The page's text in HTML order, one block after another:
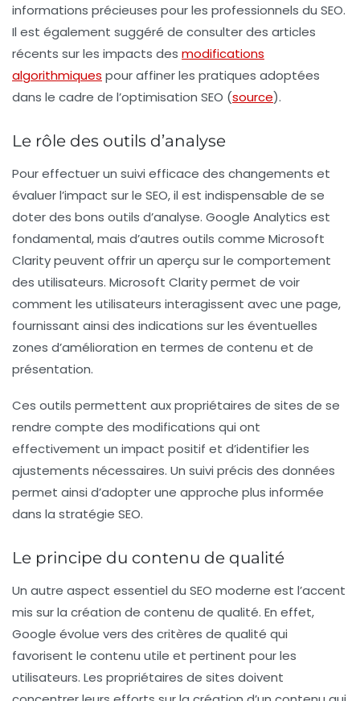
informations précieuses pour les professionnels du SEO.
Il est également suggéré de consulter des articles
récents sur les impacts des modifications
algorithmiques pour affiner les pratiques adoptées
dans le cadre de l’optimisation SEO (source).
Le rôle des outils d’analyse
Pour effectuer un suivi efficace des changements et
évaluer l’impact sur le SEO, il est indispensable de se
doter des bons outils d’analyse. Google Analytics est
fondamental, mais d’autres outils comme Microsoft
Clarity peuvent offrir un aperçu sur le comportement
des utilisateurs. Microsoft Clarity permet de voir
comment les utilisateurs interagissent avec une page,
fournissant ainsi des indications sur les éventuelles
zones d’amélioration en termes de contenu et de
présentation.
Ces outils permettent aux propriétaires de sites de se
rendre compte des modifications qui ont
effectivement un impact positif et d’identifier les
ajustements nécessaires. Un suivi précis des données
permet ainsi d’adopter une approche plus informée
dans la stratégie SEO.
Le principe du contenu de qualité
Un autre aspect essentiel du SEO moderne est l’accent
mis sur la création de contenu de qualité. En effet,
Google évolue vers des critères de qualité qui
favorisent le contenu utile et pertinent pour les
utilisateurs. Les propriétaires de sites doivent